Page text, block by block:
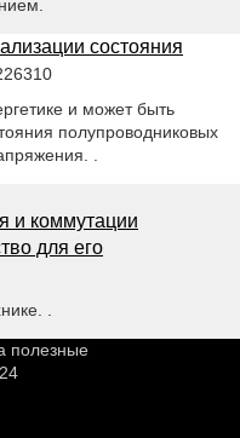
состояния
и может быть
полупроводниковых
.
и коммутации
для его
.
полезные